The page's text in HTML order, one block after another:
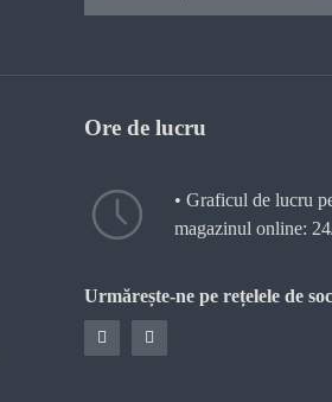
Ore de lucru
• Graficul de lucru
magazinul online:
Urmărește-ne pe rețelele de